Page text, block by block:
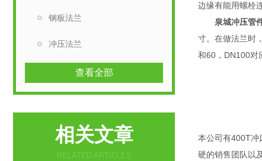
边缘有能用螺栓
泉城冲压管
寸。在做法兰时
和60，DN100对
本公司有400T冲
硬的销售团
钢板法兰
冲压法兰
查看全部
相关文章
RELATED ARTICLES